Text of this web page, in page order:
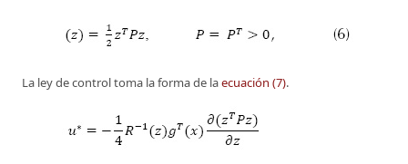
La ley de control toma la forma de laecuación (7).